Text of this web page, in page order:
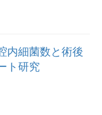
内細菌数と術後
ト研究